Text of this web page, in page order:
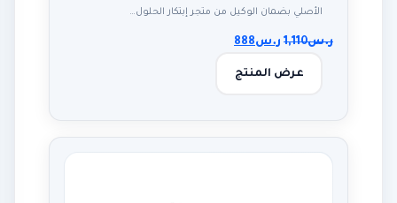
الأصلي بضمان الوكيل من متجر إبتكار الحلول…
ر.س1,110 ر.س888
عرض المنتج